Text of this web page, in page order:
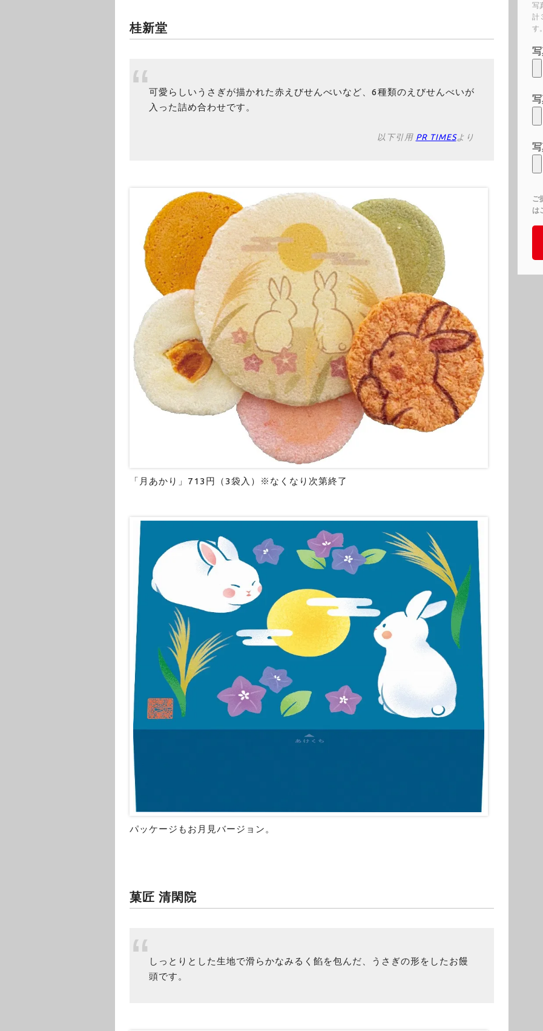
桂新堂
可愛らしいうさぎが描かれた赤えびせんべいなど、6種類のえびせんべいが
入った詰め合わせです。
以下引用 PR TIMESより
「月あかり」713円（3袋入）※なくなり次第終了
パッケージもお月見バージョン。
菓匠 清閑院
しっとりとした生地で滑らかなみるく餡を包んだ、うさぎの形をしたお饅
頭です。
写
計
す
ご
は